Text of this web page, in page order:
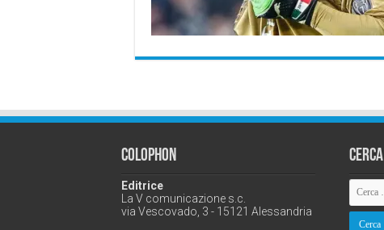
Colophon
Editrice
La V comunicazione s.c.
via Vescovado, 3 - 15121 Alessandria
Cerca